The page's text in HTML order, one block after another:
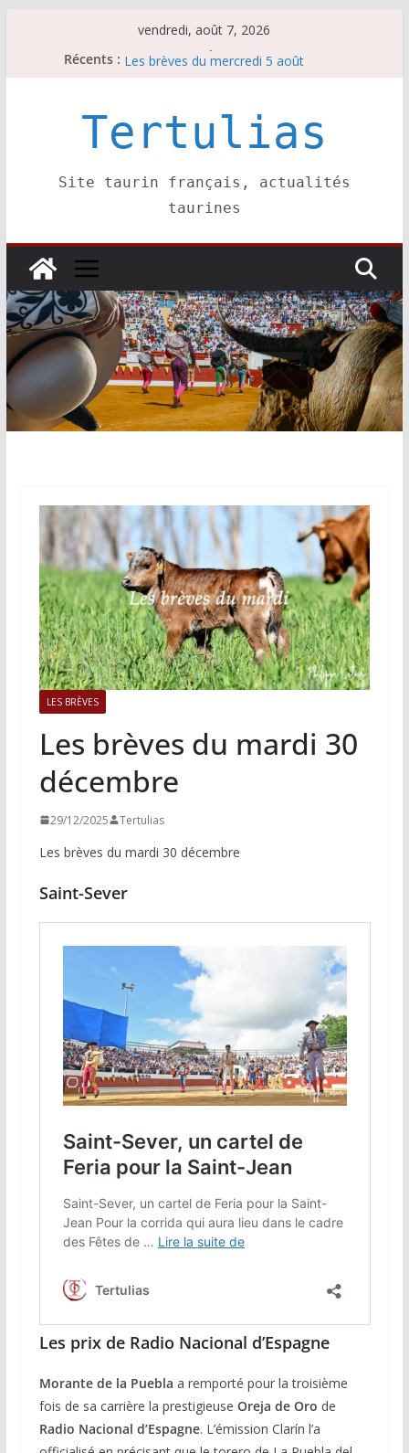
vendredi, août 7, 2026
Récents : Les brèves du jeudi 6 août
Escalafón 2026 – matadors de toros-
Escalafón 2026 – novilleros –
Tertulias
Site taurin français, actualités
taurines
LES BRÈVES
Les brèves du mardi 30
décembre
29/12/2025 Tertulias
Les brèves du mardi 30 décembre
Saint-Sever
Les prix de Radio Nacional d’Espagne
Morante de la Puebla a remporté pour la troisième
fois de sa carrière la prestigieuse Oreja de Oro de
Radio Nacional d’Espagne. L’émission Clarín l’a